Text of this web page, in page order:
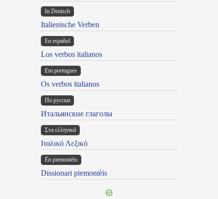
In Deutsch
Italienische Verben
En español
Los verbos italianos
Em portugues
Os verbos italianos
По русски
Итальянские глаголы
Στα ελληνικά
Ιταλικό Λεξικό
Ën piemontèis
Dissionari piemontèis